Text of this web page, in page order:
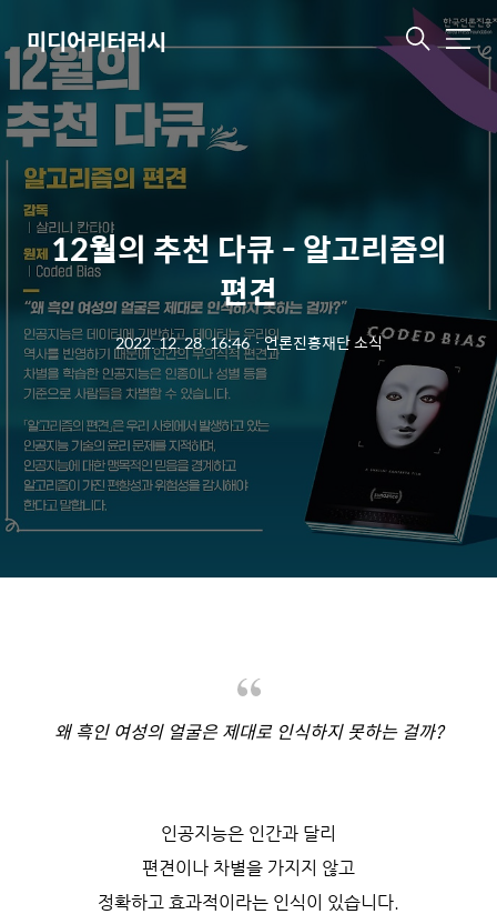
미디어리터러시 메
뉴
12월의 추천 다큐 - 알고리즘의
편견
2022. 12. 28. 16:46ㆍ언론진흥재단 소식
왜 흑인 여성의 얼굴은 제대로 인식하지 못하는 걸까?
인공지능은 인간과 달리
편견이나 차별을 가지지 않고
정확하고 효과적이라는 인식이 있습니다.